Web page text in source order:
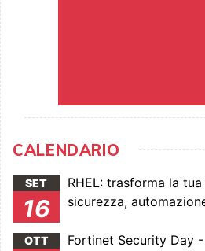
CALENDARIO
SET
16
RHEL: trasforma la
sicurezza,
OTT Fortinet Security Day -